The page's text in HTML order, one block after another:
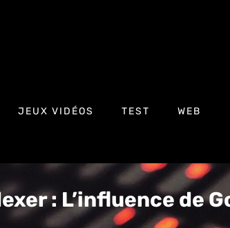
JEUX VIDÉOS TEST WEB
: L’influence de